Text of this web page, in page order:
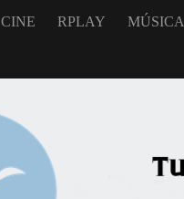
CINE RPLAY MÚSICA